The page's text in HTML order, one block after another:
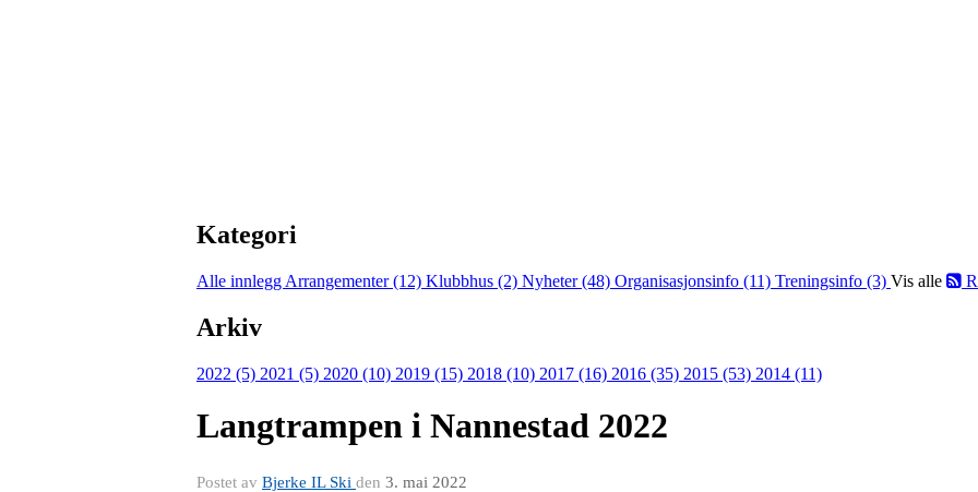
Kategori
Alle innlegg Arrangementer (12) Klubbhus (2) Nyheter (48) Organisasjonsinfo (11) Treningsinfo (3) Vis alle
Arkiv
2022 (5) 2021 (5) 2020 (10) 2019 (15) 2018 (10) 2017 (16) 2016 (35) 2015 (53) 2014 (11)
Langtrampen i Nannestad 2022
Postet av Bjerke IL Ski den 3. mai 2022